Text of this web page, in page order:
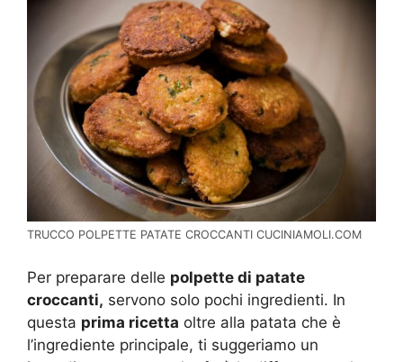
TRUCCO POLPETTE PATATE CROCCANTI CUCINIAMOLI.COM
Per preparare delle polpette di patate
croccanti, servono solo pochi ingredienti. In
questa prima ricetta oltre alla patata che è
l’ingrediente principale, ti suggeriamo un